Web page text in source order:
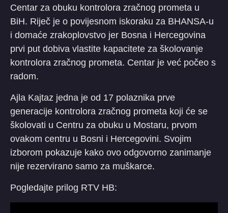
Centar za obuku kontrolora zračnog prometa u
BiH. Riječ je o povijesnom iskoraku za BHANSA-u
i domaće zrakoplovstvo jer Bosna i Hercegovina
prvi put dobiva vlastite kapacitete za školovanje
kontrolora zračnog prometa. Centar je već počeo s
radom.
Ajla Kajtaz jedna je od 17 polaznika prve
generacije kontrolora zračnog prometa koji će se
školovati u Centru za obuku u Mostaru, prvom
ovakom centru u Bosni i Hercegovini. Svojim
izborom pokazuje kako ovo odgovorno zanimanje
nije rezervirano samo za muškarce.
Pogledajte prilog RTV HB: